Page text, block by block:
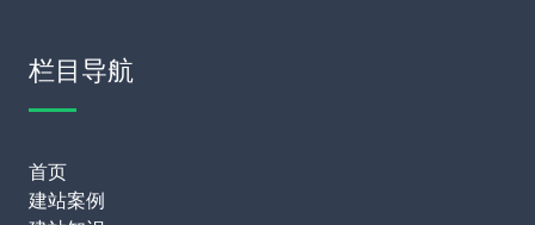
栏目导航
首页
建站案例